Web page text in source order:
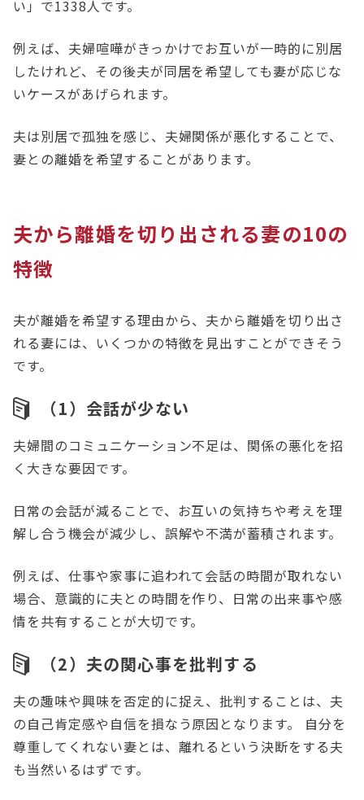
い」で1338人です。
例えば、夫婦喧嘩がきっかけでお互いが一時的に別居
したけれど、その後夫が同居を希望しても妻が応じな
いケースがあげられます。
夫は別居で孤独を感じ、夫婦関係が悪化することで、
妻との離婚を希望することがあります。
夫から離婚を切り出される妻の10の
特徴
夫が離婚を希望する理由から、夫から離婚を切り出さ
れる妻には、いくつかの特徴を見出すことができそう
です。
（1）会話が少ない
夫婦間のコミュニケーション不足は、関係の悪化を招
く大きな要因です。
日常の会話が減ることで、お互いの気持ちや考えを理
解し合う機会が減少し、誤解や不満が蓄積されます。
例えば、仕事や家事に追われて会話の時間が取れない
場合、意識的に夫との時間を作り、日常の出来事や感
情を共有することが大切です。
（2）夫の関心事を批判する
夫の趣味や興味を否定的に捉え、批判することは、夫
の自己肯定感や自信を損なう原因となります。 自分を
尊重してくれない妻とは、離れるという決断をする夫
も当然いるはずです。